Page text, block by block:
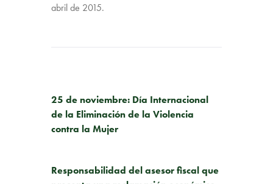
abril de 2015.
25 de noviembre: Día Internacional
de la Eliminación de la Violencia
contra la Mujer
Responsabilidad del asesor fiscal que